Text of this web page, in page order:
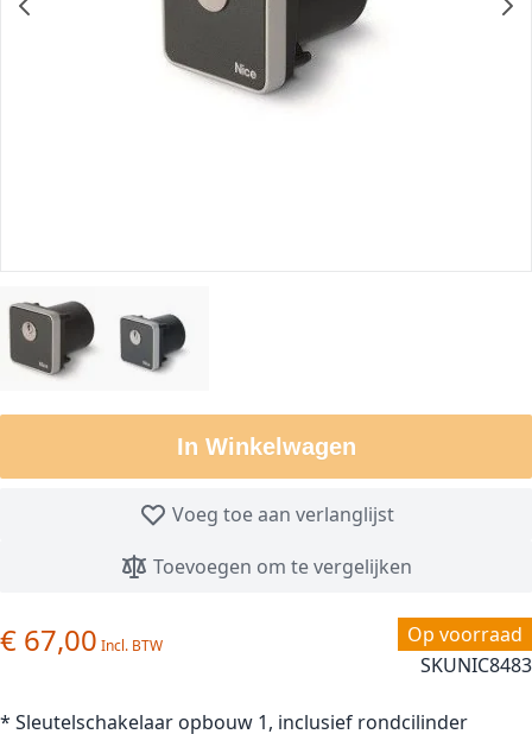
In Winkelwagen
Voeg toe aan verlanglijst
Toevoegen om te vergelijken
Op voorraad
SKUNIC8483
€ 67,00
* Sleutelschakelaar opbouw 1, inclusief rondcilinder